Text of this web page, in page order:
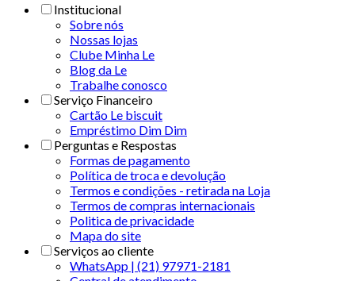
Institucional
Sobre nós
Nossas lojas
Clube Minha Le
Blog da Le
Trabalhe conosco
Serviço Financeiro
Cartão Le biscuit
Empréstimo Dim Dim
Perguntas e Respostas
Formas de pagamento
Política de troca e devolução
Termos e condições - retirada na Loja
Termos de compras internacionais
Politica de privacidade
Mapa do site
Serviços ao cliente
WhatsApp | (21) 97971-2181